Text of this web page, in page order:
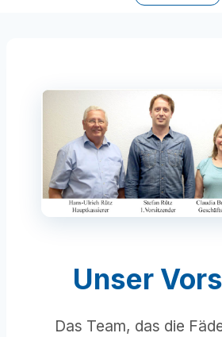
Unser
Das Team, das die